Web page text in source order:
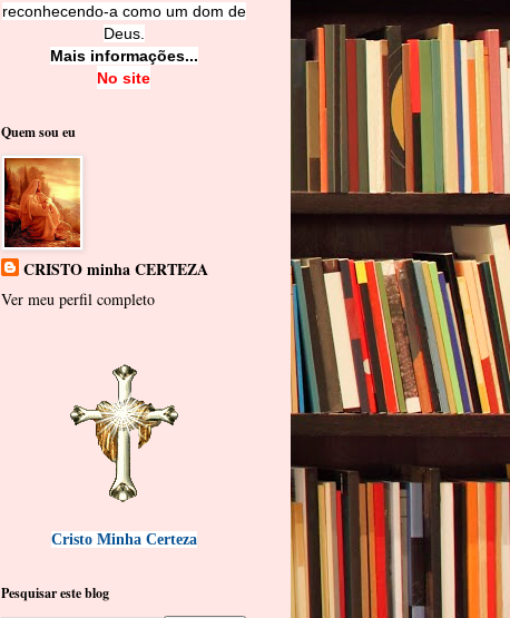
reconhecendo-a como um dom de
Deus.
Mais informações...
No site
Quem sou eu
CRISTO minha CERTEZA
Ver meu perfil completo
Cristo Minha Certeza
Pesquisar este blog